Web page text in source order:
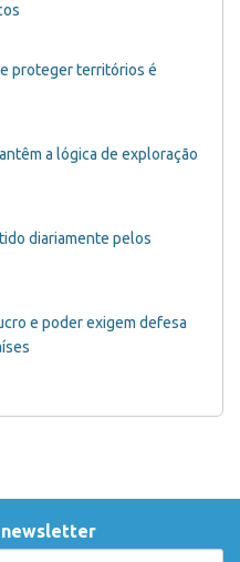
proteger territórios é
a lógica de exploração
diariamente pelos
e poder exigem defesa
newsletter